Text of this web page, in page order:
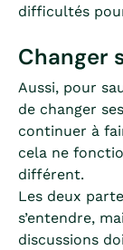
difficultés
Changer
Aussi, pour
de changer
continuer à
cela ne
différent.
Les deux
s’entendre,
discussions